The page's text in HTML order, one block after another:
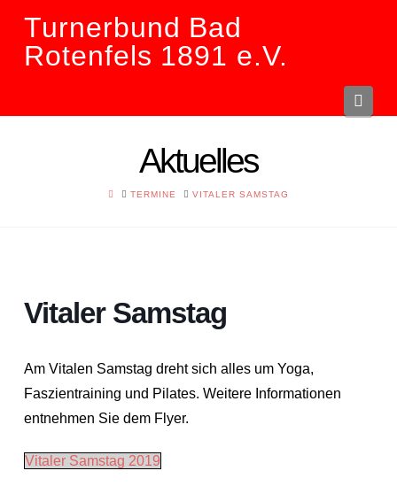
Turnerbund Bad
Rotenfels 1891 e.V.
Aktuelles
HOMETERMINE VITALER SAMSTAG
Vitaler Samstag
Am Vitalen Samstag dreht sich alles um Yoga,
Faszientraining und Pilates. Weitere Informationen
entnehmen Sie dem Flyer.
Vitaler Samstag 2019